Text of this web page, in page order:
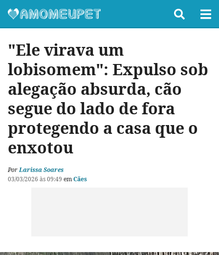
"Ele virava um
lobisomem": Expulso sob
alegação absurda, cão
segue do lado de fora
protegendo a casa que o
enxotou
PorLarissa Soares
03/03/2026 às 09:49 emCães